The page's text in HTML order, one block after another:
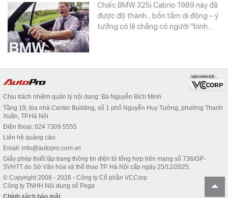
Chiếc BMW 325i Cabrio 1989 này đã
được độ thành... bồn tắm di động – ý
tưởng có lẽ chẳng có người "bình…
Chịu trách nhiệm quản lý nội dung: Bà Nguyễn Bích Minh
Tầng 19, tòa nhà Center Building, số 1 phố Nguyễn Huy Tưởng, phường Thanh
Xuân, TP.Hà Nội
Điện thoại: 024 7309 5555
Liên hệ quảng cáo:
Email: info@autopro.com.vn
Giấy phép thiết lập trang thông tin điện tử tổng hợp trên mạng số 736/GP-
SVHTT do Sở Văn hóa và thể thao TP. Hà Nội cấp ngày 25/12/2025.
© Copyright 2008 - 2026 - Công ty Cổ phần VCCorp
Công ty TNHH Nội dung số Pega
Chính sách bảo mật